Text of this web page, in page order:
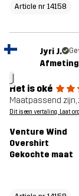
Article nr 14158
J
Jyri J.
Het is oké
Maatpassend
Dit is een vertaling. Laat
Venture Wind
Overshirt
Gekochte maat